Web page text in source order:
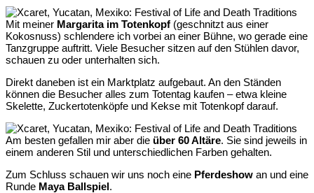
Mit meiner Margarita im Totenkopf (geschnitzt aus einer
Kokosnuss) schlendere ich vorbei an einer Bühne, wo gerade eine
Tanzgruppe auftritt. Viele Besucher sitzen auf den Stühlen davor,
schauen zu oder unterhalten sich.
Direkt daneben ist ein Marktplatz aufgebaut. An den Ständen
können die Besucher alles zum Totentag kaufen – etwa kleine
Skelette, Zuckertotenköpfe und Kekse mit Totenkopf darauf.
Am besten gefallen mir aber die über 60 Altäre. Sie sind jeweils in
einem anderen Stil und unterschiedlichen Farben gehalten.
Zum Schluss schauen wir uns noch eine Pferdeshow an und eine
Runde Maya Ballspiel.